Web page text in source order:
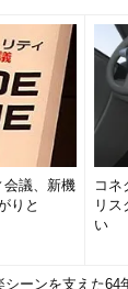
会議、新機
りと
コネ
リ
い
シーンを支えた64